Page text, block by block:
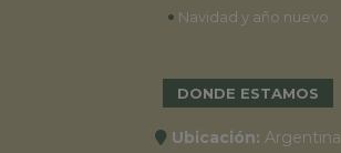
• Navidad y año nuevo
DONDE ESTAMOS
Ubicación: Argentina